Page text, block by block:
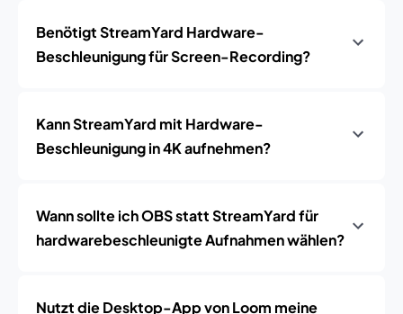
Benötigt StreamYard Hardware-
Beschleunigung für Screen-Recording?
Kann StreamYard mit Hardware-
Beschleunigung in 4K aufnehmen?
Wann sollte ich OBS statt StreamYard für
hardwarebeschleunigte Aufnahmen wählen?
Nutzt die Desktop-App von Loom meine